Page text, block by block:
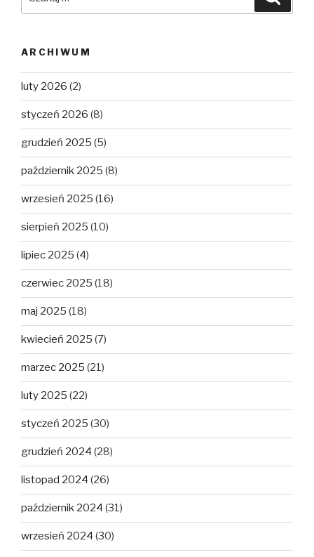
ARCHIWUM
luty 2026 (2)
styczeń 2026 (8)
grudzień 2025 (5)
październik 2025 (8)
wrzesień 2025 (16)
sierpień 2025 (10)
lipiec 2025 (4)
czerwiec 2025 (18)
maj 2025 (18)
kwiecień 2025 (7)
marzec 2025 (21)
luty 2025 (22)
styczeń 2025 (30)
grudzień 2024 (28)
listopad 2024 (26)
październik 2024 (31)
wrzesień 2024 (30)